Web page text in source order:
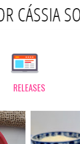
RELEASES